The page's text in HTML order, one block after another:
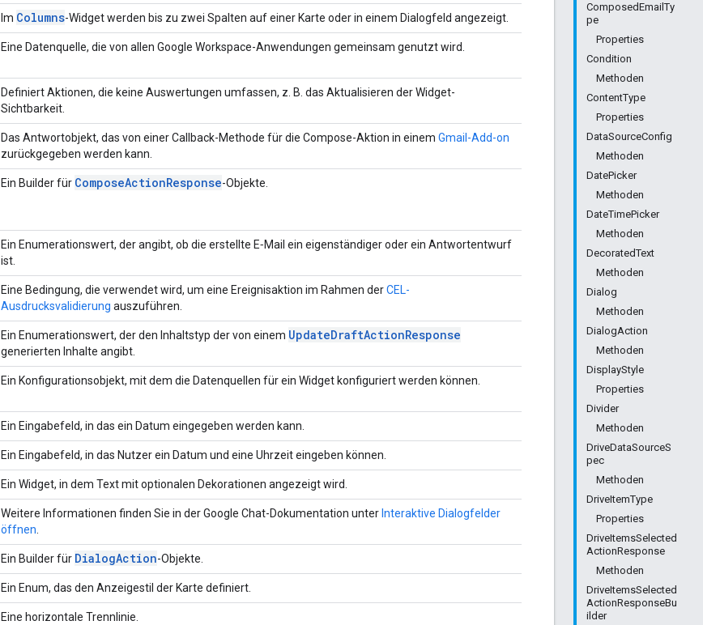
ComposedEmailTy
pe
Properties
Condition
Methoden
ContentType
Properties
DataSourceConfig
Methoden
DatePicker
Methoden
DateTimePicker
Methoden
DecoratedText
Methoden
Dialog
Methoden
DialogAction
Methoden
DisplayStyle
Properties
Divider
Methoden
DriveDataSourceS
pec
Methoden
DriveItemType
Properties
DriveItemsSelected
ActionResponse
Methoden
DriveItemsSelected
ActionResponseBu
ilder
Im Columns-Widget werden bis zu zwei Spalten auf einer Karte oder in einem Dialogfeld angezeigt.
Eine Datenquelle, die von allen Google Workspace-Anwendungen gemeinsam genutzt wird.
Definiert Aktionen, die keine Auswertungen umfassen, z. B. das Aktualisieren der Widget-
Sichtbarkeit.
Das Antwortobjekt, das von einer Callback-Methode für die Compose-Aktion in einem Gmail-Add-on
zurückgegeben werden kann.
Ein Builder für ComposeActionResponse-Objekte.
Ein Enumerationswert, der angibt, ob die erstellte E‑Mail ein eigenständiger oder ein Antwortentwurf
ist.
Eine Bedingung, die verwendet wird, um eine Ereignisaktion im Rahmen derCEL-
Ausdrucksvalidierung auszuführen.
Ein Enumerationswert, der den Inhaltstyp der von einem UpdateDraftActionResponse
generierten Inhalte angibt.
Ein Konfigurationsobjekt, mit dem die Datenquellen für ein Widget konfiguriert werden können.
Ein Eingabefeld, in das ein Datum eingegeben werden kann.
Ein Eingabefeld, in das Nutzer ein Datum und eine Uhrzeit eingeben können.
Ein Widget, in dem Text mit optionalen Dekorationen angezeigt wird.
Weitere Informationen finden Sie in der Google Chat-Dokumentation unter Interaktive Dialogfelder
öffnen
Ein Builder für DialogAction-Objekte.
Ein Enum, das den Anzeigestil der Karte definiert.
Eine horizontale Trennlinie.